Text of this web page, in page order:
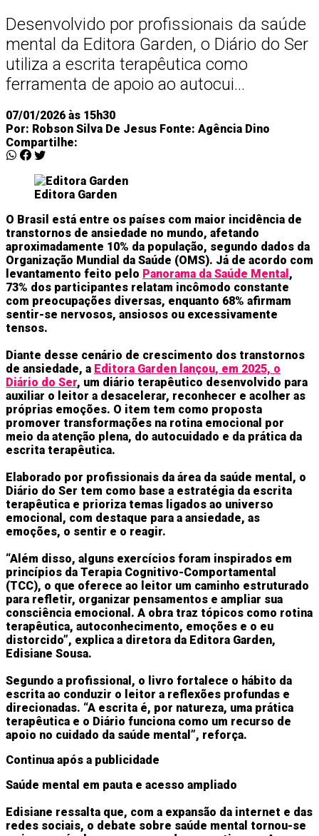
Desenvolvido por profissionais da saúde
mental da Editora Garden, o Diário do Ser
utiliza a escrita terapêutica como
ferramenta de apoio ao autocui...
07/01/2026 às 15h30
Por: Robson Silva De Jesus Fonte: Agência Dino
Compartilhe:
Editora Garden
O Brasil está entre os países com maior incidência de
transtornos de ansiedade no mundo, afetando
aproximadamente 10% da população, segundo dados da
Organização Mundial da Saúde (OMS). Já de acordo com
levantamento feito pelo Panorama da Saúde Mental ,
73% dos participantes relatam incômodo constante
com preocupações diversas, enquanto 68% afirmam
sentir-se nervosos, ansiosos ou excessivamente
tensos.
Diante desse cenário de crescimento dos transtornos
de ansiedade, a Editora Garden lançou, em 2025, o
Diário do Ser, um diário terapêutico desenvolvido para
auxiliar o leitor a desacelerar, reconhecer e acolher as
próprias emoções. O item tem como proposta
promover transformações na rotina emocional por
meio da atenção plena, do autocuidado e da prática da
escrita terapêutica.
Elaborado por profissionais da área da saúde mental, o
Diário do Ser tem como base a estratégia da escrita
terapêutica e prioriza temas ligados ao universo
emocional, com destaque para a ansiedade, as
emoções, o sentir e o reagir.
“Além disso, alguns exercícios foram inspirados em
princípios da Terapia Cognitivo-Comportamental
(TCC), o que oferece ao leitor um caminho estruturado
para refletir, organizar pensamentos e ampliar sua
consciência emocional. A obra traz tópicos como rotina
terapêutica, autoconhecimento, emoções e o eu
distorcido”, explica a diretora da Editora Garden,
Edisiane Sousa.
Segundo a profissional, o livro fortalece o hábito da
escrita ao conduzir o leitor a reflexões profundas e
direcionadas. “A escrita é, por natureza, uma prática
terapêutica e o Diário funciona como um recurso de
apoio no cuidado da saúde mental”, reforça.
Continua após a publicidade
Saúde mental em pauta e acesso ampliado
Edisiane ressalta que, com a expansão da internet e das
redes sociais, o debate sobre saúde mental tornou-se